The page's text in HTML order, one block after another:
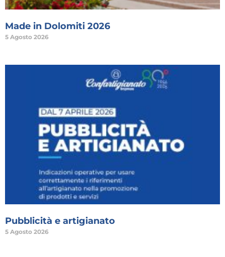
Made in Dolomiti 2026
5 Agosto 2026
Pubblicità e artigianato
5 Agosto 2026